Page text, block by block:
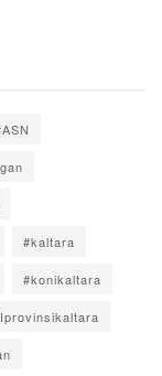
#kaltara
#konikaltara